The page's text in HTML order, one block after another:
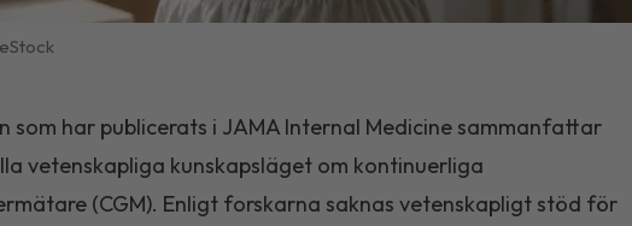
som har publicerats i JAMA Internal Medicine sammanfattar
vetenskapliga kunskapsläget om kontinuerliga
(CGM). Enligt forskarna saknas vetenskapligt stöd för